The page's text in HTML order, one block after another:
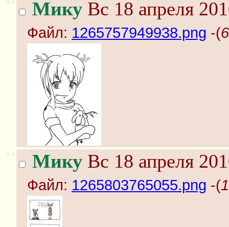
>> Мику Вс 18 апреля
Файл: 1265757949938.png -(
>> Мику Вс 18 апреля
Файл: 1265803765055.png -(